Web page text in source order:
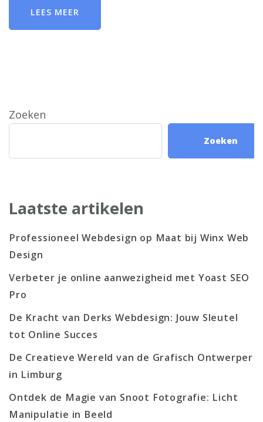
LEES MEER
Zoeken
Zoeken
Laatste artikelen
Professioneel Webdesign op Maat bij Winx Web
Design
Verbeter je online aanwezigheid met Yoast SEO
Pro
De Kracht van Derks Webdesign: Jouw Sleutel
tot Online Succes
De Creatieve Wereld van de Grafisch Ontwerper
in Limburg
Ontdek de Magie van Snoot Fotografie: Licht
Manipulatie in Beeld